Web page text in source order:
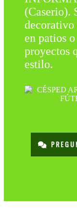
(Caserio).
decorativo
en patios
proyectos
estilo.